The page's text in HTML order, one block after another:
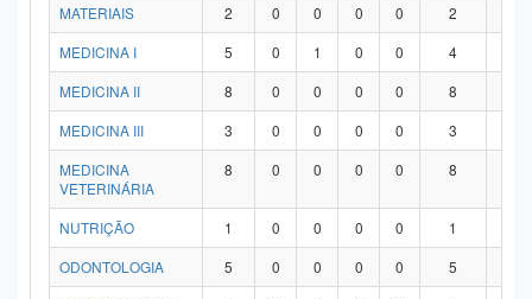
MATERIAIS 2 0 0 0 0 2
MEDICINA I
5 0 1 0 0 4
MEDICINA II
8 0 0 0 0 8
MEDICINA III
3 0 0 0 0 3
MEDICINA
VETERINÁRIA
8 0 0 0 0 8
NUTRIÇÃO 1 0 0 0 0 1
ODONTOLOGIA
5 0 0 0 0 5